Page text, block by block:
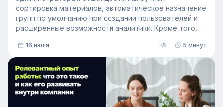
сортировка материалов, автоматическое назначение
групп по умолчанию при создании пользователей и
расширенные возможности аналитики. Кроме того,
он охватывает и материалы из раздела «Проводник».
16 июля 5 минут